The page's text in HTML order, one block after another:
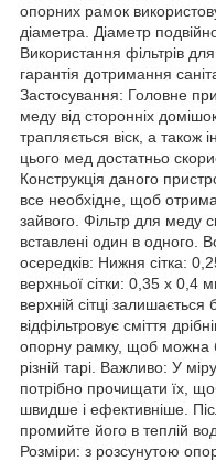
опорних рамок
діаметра. Діаметр
Використання фільтрів
гарантія дотримання
Застосування: Головне
меду від сторонніх
трапляється віск, а також
цього мед достатньо
Конструкція даного
все необхідне, щоб
зайвого. Фільтр для меду
вставлені один в одного.
осередків: Нижня сітка:
верхньої сітки: 0,35 х 0,4
верхній сітці залишається
відфільтровує сміття
опорну рамку, щоб можна
різній тарі. Важливо: У
потрібно прочищати їх,
швидше і ефективніше.
промийте його в теплій
Розміри: з розсунутою